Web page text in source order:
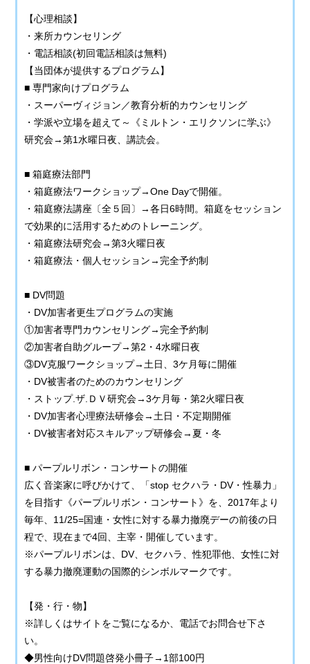
【心理相談】
・来所カウンセリング
・電話相談(初回電話相談は無料)
【当団体が提供するプログラム】
■ 専門家向けプログラム
・スーパーヴィジョン／教育分析的カウンセリング
・学派や立場を超えて～《ミルトン・エリクソンに学ぶ》
研究会→第1水曜日夜、講読会。
■ 箱庭療法部門
・箱庭療法ワークショップ→One Dayで開催。
・箱庭療法講座〔全５回〕→各日6時間。箱庭をセッション
で効果的に活用するためのトレーニング。
・箱庭療法研究会→第3火曜日夜
・箱庭療法・個人セッション→完全予約制
■ DV問題
・DV加害者更生プログラムの実施
①加害者専門カウンセリング→完全予約制
②加害者自助グループ→第2・4水曜日夜
③DV克服ワークショップ→土日、3ケ月毎に開催
・DV被害者のためのカウンセリング
・ストップ.ザ.ＤＶ研究会→3ケ月毎・第2火曜日夜
・DV加害者心理療法研修会→土日・不定期開催
・DV被害者対応スキルアップ研修会→夏・冬
■ パープルリボン・コンサートの開催
広く音楽家に呼びかけて、「stop セクハラ・DV・性暴力」
を目指す《パープルリボン・コンサート》を、2017年より
毎年、11/25=国連・女性に対する暴力撤廃デーの前後の日
程で、現在まで4回、主宰・開催しています。
※パープルリボンは、DV、セクハラ、性犯罪他、女性に対
する暴力撤廃運動の国際的シンボルマークです。
【発・行・物】
※詳しくはサイトをご覧になるか、電話でお問合せ下さ
い。
◆男性向けDV問題啓発小冊子→1部100円